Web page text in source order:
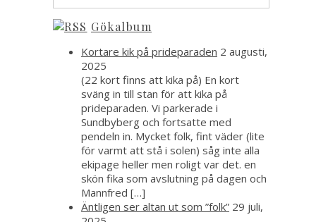
Gökalbum
Kortare kik på prideparaden 2 augusti,
2025
(22 kort finns att kika på) En kort
sväng in till stan för att kika på
prideparaden. Vi parkerade i
Sundbyberg och fortsatte med
pendeln in. Mycket folk, fint väder (lite
för varmt att stå i solen) såg inte alla
ekipage heller men roligt var det. en
skön fika som avslutning på dagen och
Mannfred […]
Äntligen ser altan ut som ”folk” 29 juli,